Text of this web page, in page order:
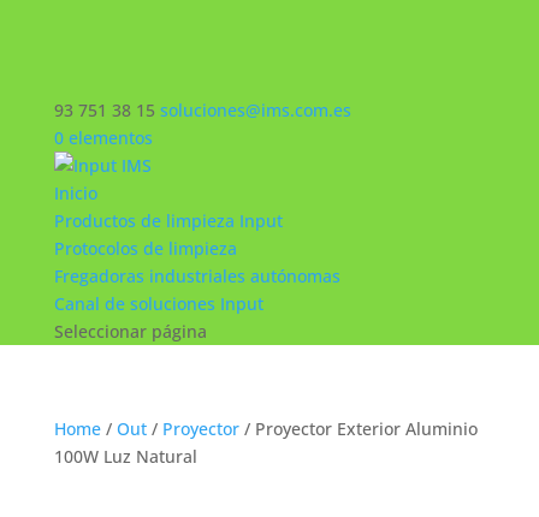
93 751 38 15 soluciones@ims.com.es
0 elementos
Inicio
Productos de limpieza Input
Protocolos de limpieza
Fregadoras industriales autónomas
Canal de soluciones Input
Seleccionar página
Home/ Out/ Proyector/ Proyector Exterior Aluminio
100W Luz Natural